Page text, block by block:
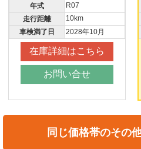
年式
R07
走行距離
10km
車検満了日
2028年10月
在庫詳細はこちら
お問い合せ
同じ価格帯のその